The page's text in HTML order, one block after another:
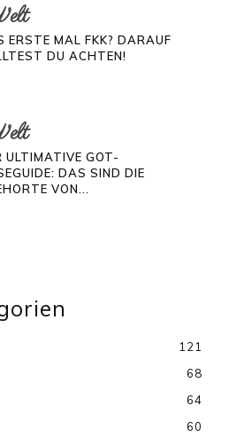
ERSTE MAL FKK? DARAUF
DU ACHTEN!
ULTIMATIVE GOT-
DAS SIND DIE
VON...
121
68
64
60